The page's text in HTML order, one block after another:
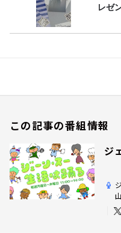
レゼ
この記事の番組情報
ジ